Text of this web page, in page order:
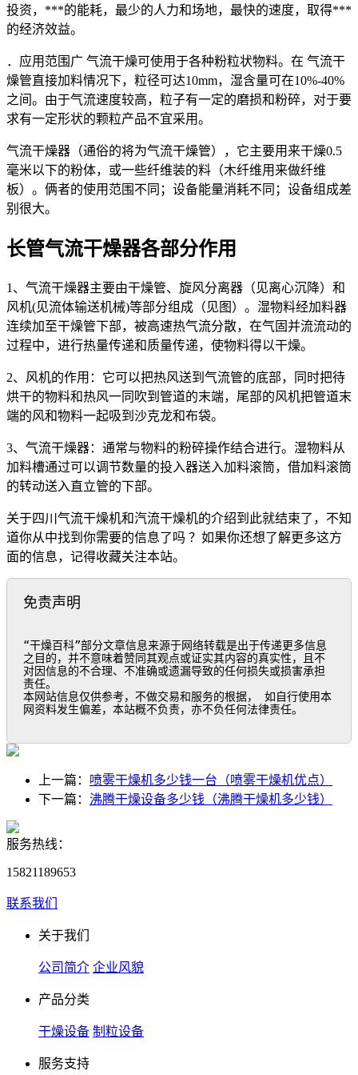
投资，***的能耗，最少的人力和场地，最快的速度，取得***
的经济效益。
．应用范围广 气流干燥可使用于各种粉粒状物料。在 气流干
燥管直接加料情况下，粒径可达10mm，湿含量可在10%-40%
之间。由于气流速度较高，粒子有一定的磨损和粉碎，对于要
求有一定形状的颗粒产品不宜采用。
气流干燥器（通俗的将为气流干燥管），它主要用来干燥0.5
毫米以下的粉体，或一些纤维装的料（木纤维用来做纤维
板）。俩者的使用范围不同；设备能量消耗不同；设备组成差
别很大。
长管气流干燥器各部分作用
1、气流干燥器主要由干燥管、旋风分离器（见离心沉降）和
风机(见流体输送机械)等部分组成（见图）。湿物料经加料器
连续加至干燥管下部，被高速热气流分散，在气固并流流动的
过程中，进行热量传递和质量传递，使物料得以干燥。
2、风机的作用：它可以把热风送到气流管的底部，同时把待
烘干的物料和热风一同吹到管道的末端，尾部的风机把管道末
端的风和物料一起吸到沙克龙和布袋。
3、气流干燥器：通常与物料的粉碎操作结合进行。湿物料从
加料槽通过可以调节数量的投入器送入加料滚筒，借加料滚筒
的转动送入直立管的下部。
关于四川气流干燥机和汽流干燥机的介绍到此就结束了，不知
道你从中找到你需要的信息了吗 ？如果你还想了解更多这方
面的信息，记得收藏关注本站。
免责声明
“干燥百科”部分文章信息来源于网络转载是出于传递更多信息
之目的，并不意味着赞同其观点或证实其内容的真实性，且不
对因信息的不合理、不准确或遗漏导致的任何损失或损害承担
责任。
本网站信息仅供参考，不做交易和服务的根据， 如自行使用本
网资料发生偏差，本站概不负责，亦不负任何法律责任。
上一篇： 喷雾干燥机多少钱一台（喷雾干燥机优点）
下一篇： 沸腾干燥设备多少钱（沸腾干燥机多少钱）
服务热线：
15821189653
联系我们
关于我们
公司简介 企业风貌
产品分类
干燥设备 制粒设备
服务支持